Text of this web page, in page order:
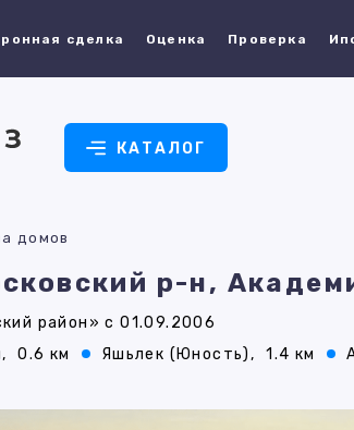
сделка Оценка Проверка
КАТАЛОГ
домов
р-н,
район» с 01.09.2006
0.6 км Яшьлек (Юность), 1.4 км